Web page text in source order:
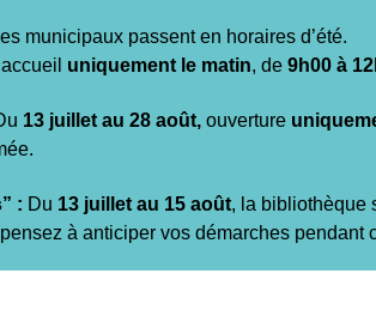
municipaux passent en horaires d’été.
accueil uniquement le matin, de 9h00 à
13 juillet au 28 août, ouverture
: Du 13 juillet au 15 août, la bibliothèque
à anticiper vos démarches pendant